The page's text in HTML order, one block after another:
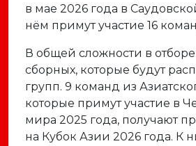
в мае 2026 года в
нём примут участие 16
В общей сложности в
сборных, которые будут
групп. 9 команд из
которые примут участие в
мира 2025 года, получают
на Кубок Азии 2026 года. К